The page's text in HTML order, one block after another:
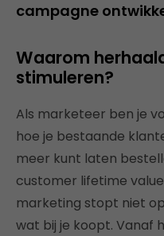
campagne
Waarom
stimuleren?
Als marketeer ben je
hoe je bestaande
meer kunt laten
customer lifetime
marketing stopt niet
wat bij je koopt. Vanaf